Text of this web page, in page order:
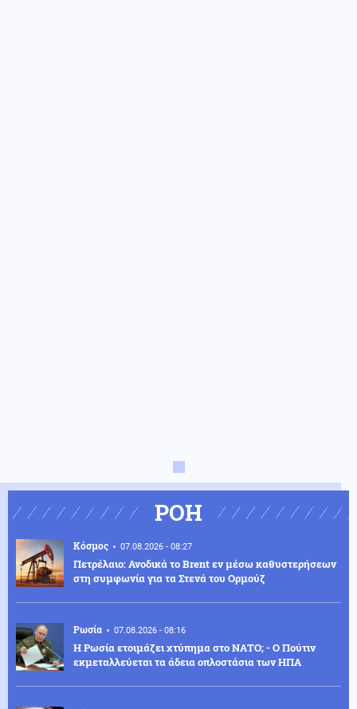
ΡΟΗ
Κόσμος 07.08.2026 - 08:27
Πετρέλαιο: Ανοδικά το Brent εν μέσω καθυστερήσεων
στη συμφωνία για τα Στενά του Ορμούζ
Ρωσία 07.08.2026 - 08:16
Η Ρωσία ετοιμάζει χτύπημα στο ΝΑΤΟ; - Ο Πούτιν
εκμεταλλεύεται τα άδεια οπλοστάσια των ΗΠΑ